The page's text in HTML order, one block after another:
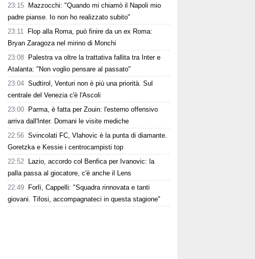
23:15
Mazzocchi: "Quando mi chiamò il Napoli mio
padre pianse. Io non ho realizzato subito"
23:11
Flop alla Roma, può finire da un ex Roma:
Bryan Zaragoza nel mirino di Monchi
23:08
Palestra va oltre la trattativa fallita tra Inter e
Atalanta: "Non voglio pensare al passato"
23:04 Sudtirol, Venturi non è più una priorità. Sul
centrale del Venezia c'è l'Ascoli
23:00
Parma, è fatta per Zouin: l'esterno offensivo
arriva dall'Inter. Domani le visite mediche
22:56 Svincolati FC, Vlahovic è la punta di diamante.
Goretzka e Kessie i centrocampisti top
22:52
Lazio, accordo col Benfica per Ivanovic: la
palla passa al giocatore, c'è anche il Lens
22:49
Forlì, Cappelli: "Squadra rinnovata e tanti
giovani. Tifosi, accompagnateci in questa stagione"